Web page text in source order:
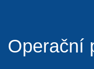
Operační